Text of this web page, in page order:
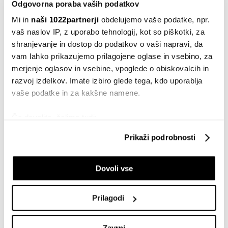
Odgovorna poraba vaših podatkov
Mi in naši 1022partnerji obdelujemo vaše podatke, npr.
vaš naslov IP, z uporabo tehnologij, kot so piškotki, za
shranjevanje in dostop do podatkov o vaši napravi, da
vam lahko prikazujemo prilagojene oglase in vsebino, za
merjenje oglasov in vsebine, vpoglede o obiskovalcih in
razvoj izdelkov. Imate izbiro glede tega, kdo uporablja
vaše podatke in za kakšne namene.
Identificirati napravo z aktivnim preverjanjem
lastnosti (odčitavanje prstnih odtisov)
Poglejte si še, kako se obdelujejo vaši osebni podatki in
nastavite svoje preference vrazdelku o podrobnostih
iz Izjave o piškotkih.
Prikaži podrobnosti
Dovoli vse
Prilagodi
VSE NOVICE IZ RUBRIKE BUSINESSWEEK ADRIA